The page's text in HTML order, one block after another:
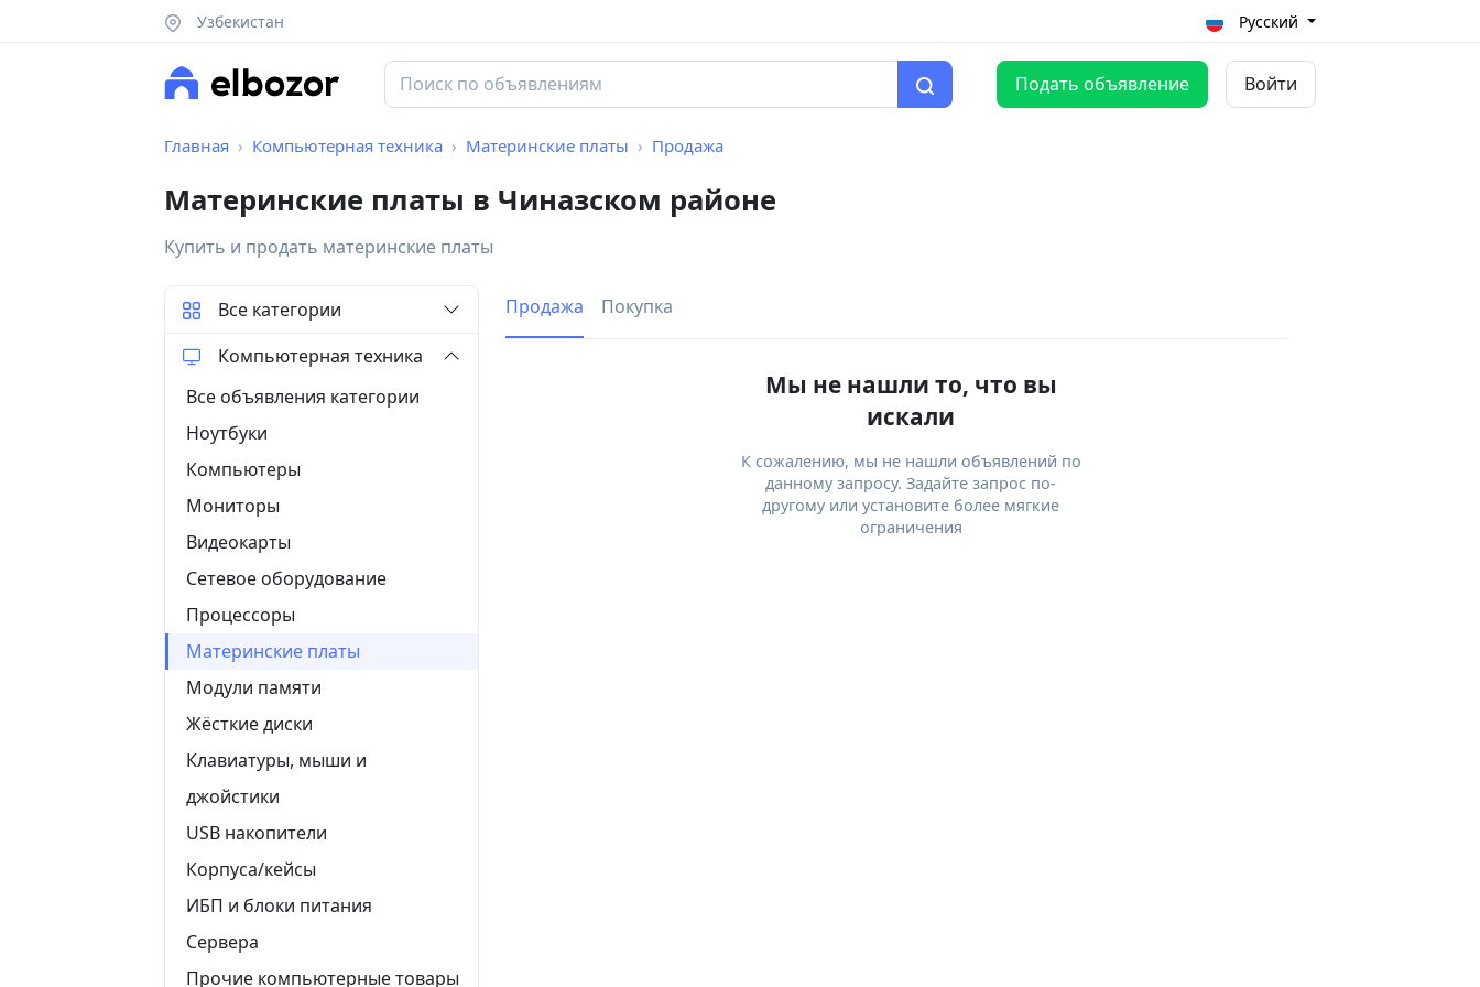
Узбекистан Русский
Подать объявление Войти
Главная Компьютерная техника Материнские платы Продажа
Материнские платы в Чиназском районе
Купить и продать материнские платы
Продажа Покупка
Мы не нашли то, что вы
искали
К сожалению, мы не нашли объявлений по
данному запросу. Задайте запрос по-
другому или установите более мягкие
ограничения
Все категории
Компьютерная техника
Все объявления категории
Ноутбуки
Компьютеры
Мониторы
Видеокарты
Сетевое оборудование
Процессоры
Материнские платы
Модули памяти
Жёсткие диски
Клавиатуры, мыши и
джойстики
USB накопители
Корпуса/кейсы
ИБП и блоки питания
Сервера
Прочие компьютерные товары